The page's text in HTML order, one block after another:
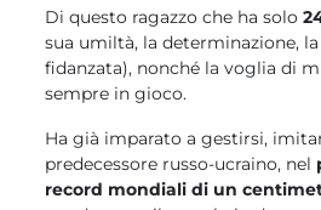
Di questo ragazzo che ha solo
sua umiltà, la determinazione,
fidanzata), nonché la voglia di
sempre in gioco.
Ha già imparato a gestirsi,
predecessore russo-ucraino, nel
record mondiali di un